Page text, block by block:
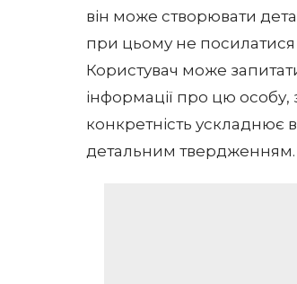
він може створювати
при цьому не
Користувач може
інформації про цю особу,
конкретність ускладнює
детальним твердженням.